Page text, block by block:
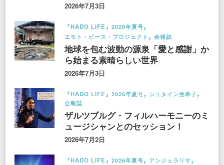
2026年7月3日
『HADO LIFE』2026年夏号
エモト・ピース・プロジェクト
会報誌
地球を包む波動の源泉「愛と感謝」か
ら始まる素晴らしい世界
2026年7月3日
『HADO LIFE』2026年夏号
シュタイン亜希子
会報誌
ザルツブルグ・フィルハーモニーのミ
ュージシャンとのセッション！
2026年7月2日
『HADO LIFE』2026年夏号
アンジェラリサ